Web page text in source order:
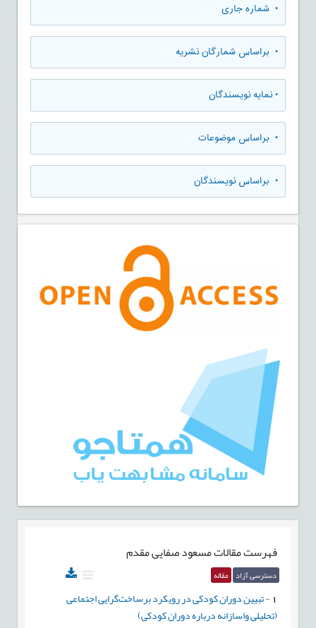
• شماره جاری
• براساس شمارگان نشریه
•نمایه نویسندگان
• براساس موضوعات
• براساس نویسندگان
فهرست مقالاتمسعود صفایی مقدم
دسترسی آزاد مقاله
-تبیین دوران کودکی در رویکرد برساخت‌گرایی اجتماعی
(تحلیلی واسازانه درباره دوران کودکی)